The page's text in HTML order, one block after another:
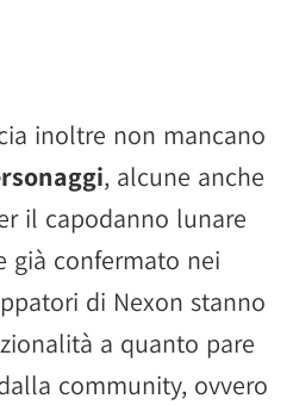
inoltre non mancano
, alcune anche
il capodanno lunare
già confermato nei
di Nexon stanno
a quanto pare
community, ovvero